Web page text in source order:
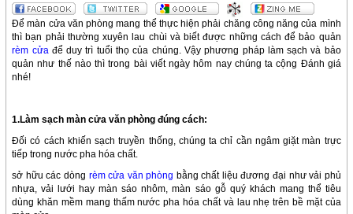
Để màn cửa văn phòng mang thể thực hiện phải chăng công năng của mình
thì bạn phải thường xuyên lau chùi và biết được những cách để bảo quản
rèm cửađể duy trì tuổi thọ của chúng. Vậy phương pháp làm sạch và bảo
quản như thế nào thì trong bài viết ngày hôm nay chúng ta cộng Đánh giá
nhé!
1.Làm sạch màn cửa văn phòng đúng cách:
Đối có cách khiến sạch truyền thống, chúng ta chỉ cần ngâm giặt màn trực
tiếp trong nước pha hóa chất.
sở hữu các dòng rèm cửa văn phòng bằng chất liệu đương đại như vải phủ
nhựa, vải lưới hay màn sáo nhôm, màn sáo gỗ quý khách mang thể tiêu
dùng khăn mềm mang thấm nước pha hóa chất và lau nhẹ trên bề mặt của